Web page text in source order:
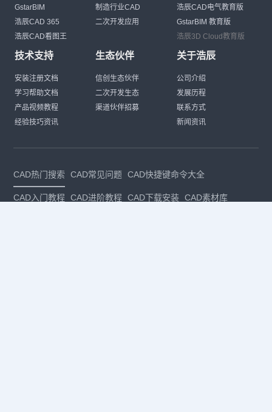
GstarBIM
浩辰CAD 365
浩辰CAD看图王
制造行业CAD
二次开发应用
浩辰CAD电气教育版
GstarBIM 教育版
浩辰3D Cloud教育版
技术支持
安装注册文档
学习帮助文档
产品视频教程
经验技巧资讯
生态伙伴
信创生态伙伴
二次开发生态
渠道伙伴招募
关于浩辰
公司介绍
发展历程
联系方式
新闻资讯
CAD热门搜索 CAD常见问题 CAD快捷键命令大全
CAD入门教程 CAD进阶教程 CAD下载安装 CAD素材库